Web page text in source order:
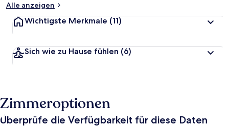
Alle anzeigen
Wichtigste Merkmale (11)
Sich wie zu Hause fühlen (6)
Zimmeroptionen
Überprüfe die Verfügbarkeit für diese Daten